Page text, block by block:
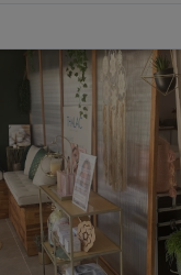
Cocooning situé à